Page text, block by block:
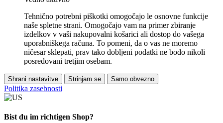
Tehnično potrebni piškotki omogočajo le osnovne funkcije
naše spletne strani. Omogočajo vam na primer zbiranje
izdelkov v vaši nakupovalni košarici ali dostop do vašega
uporabniškega računa. To pomeni, da o vas ne moremo
ničesar sklepati, prav tako dobljeni podatki ne bodo nikoli
posredovani tretjim osebam.
Shrani nastavitve Strinjam se Samo obvezno
Politika zasebnosti
Bist du im richtigen Shop?